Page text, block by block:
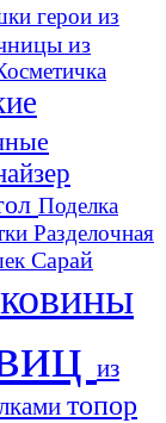
герои из
из
Поделка
Разделочная
Сарай
из
топор